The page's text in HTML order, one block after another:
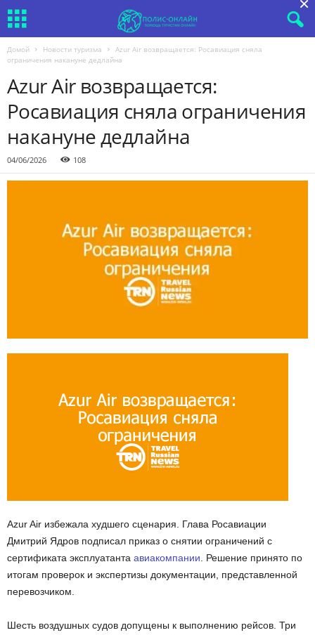
Домой Новости туризма
Azur Air возвращается: Росавиация сняла
ограничения накануне дедлайна
Azur Air возвращается:
Росавиация сняла ограничения
накануне дедлайна
04/06/2026 108
Azur Air избежала худшего сценария. Глава Росавиации
Дмитрий Ядров подписал приказ о снятии ограничений с
сертификата эксплуатанта авиакомпании . Решение принято по
итогам проверок и экспертизы документации, представленной
перевозчиком.
Шесть воздушных судов допущены к выполнению рейсов. Три